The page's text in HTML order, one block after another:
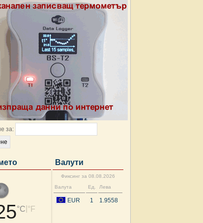
за:
°C °F
Валути
Фиксинг за 08.08.2026
Валута
Ед. Лева
EUR 1 1.9558